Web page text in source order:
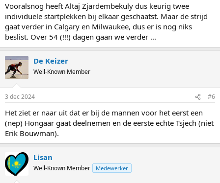
Vooralsnog heeft Altaj Zjardembekuly dus keurig twee
individuele startplekken bij elkaar geschaatst. Maar de strijd
gaat verder in Calgary en Milwaukee, dus er is nog niks
beslist. Over 54 (!!!) dagen gaan we verder ...
De Keizer
Well-Known Member
3 dec 2024 #6
Het ziet er naar uit dat er bij de mannen voor het eerst een
(nep) Hongaar gaat deelnemen en de eerste echte Tsjech (niet
Erik Bouwman).
Lisan
Well-Known Member Medewerker